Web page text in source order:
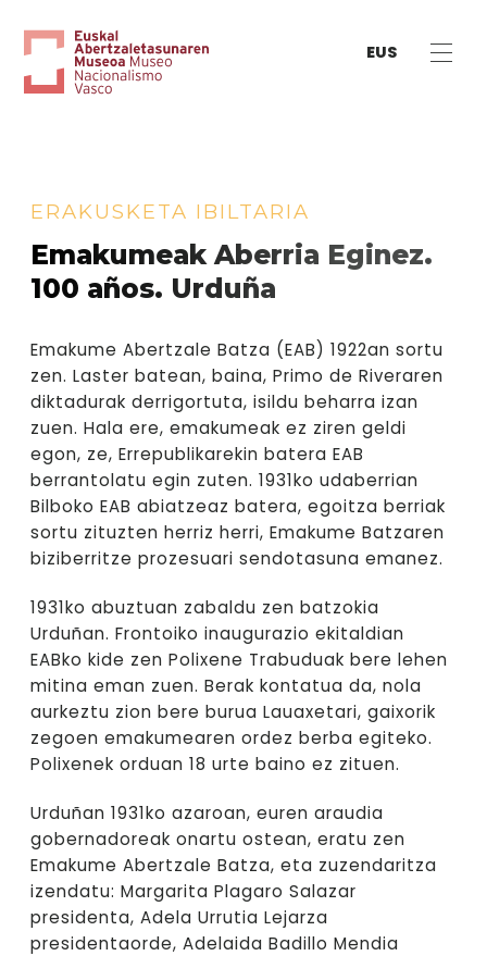
EUS
ERAKUSKETA IBILTARIA
Emakumeak Aberria Eginez.
100 años. Urduña
Emakume Abertzale Batza (EAB) 1922an sortu
zen. Laster batean, baina, Primo de Riveraren
diktadurak derrigortuta, isildu beharra izan
zuen. Hala ere, emakumeak ez ziren geldi
egon, ze, Errepublikarekin batera EAB
berrantolatu egin zuten. 1931ko udaberrian
Bilboko EAB abiatzeaz batera, egoitza berriak
sortu zituzten herriz herri, Emakume Batzaren
biziberritze prozesuari sendotasuna emanez.
1931ko abuztuan zabaldu zen batzokia
Urduñan. Frontoiko inaugurazio ekitaldian
EABko kide zen Polixene Trabuduak bere lehen
mitina eman zuen. Berak kontatua da, nola
aurkeztu zion bere burua Lauaxetari, gaixorik
zegoen emakumearen ordez berba egiteko.
Polixenek orduan 18 urte baino ez zituen.
Urduñan 1931ko azaroan, euren araudia
gobernadoreak onartu ostean, eratu zen
Emakume Abertzale Batza, eta zuzendaritza
izendatu: Margarita Plagaro Salazar
presidenta, Adela Urrutia Lejarza
presidentaorde, Adelaida Badillo Mendia